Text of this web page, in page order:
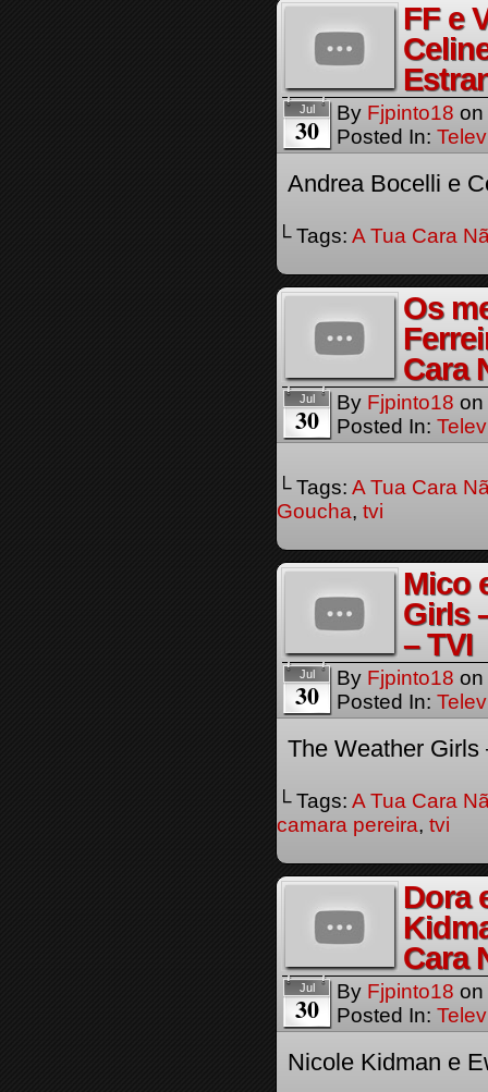
FF e
Jul
30 By Fjpinto18 on
Posted In:
Andrea Bocelli e
└ Tags: A Tua Cara
Os
Cara
Jul
30 By Fjpinto18 on
Posted In:
└ Tags: A Tua Cara
Goucha, tvi
Mico
Girls
– TVI
Jul
30 By Fjpinto18 on
Posted In:
The Weather Girls
└ Tags: A Tua Cara
camara pereira, tvi
Dora
Cara
Jul
30 By Fjpinto18 on
Posted In:
Nicole Kidman e